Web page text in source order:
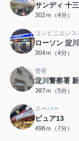
サンディ 十
302ｍ（4分）
コンビニエンス
ローソン 淀
304ｍ（4分）
警察
淀川警察署
387ｍ（5分）
スーパー
ピュア13
496ｍ（7分）